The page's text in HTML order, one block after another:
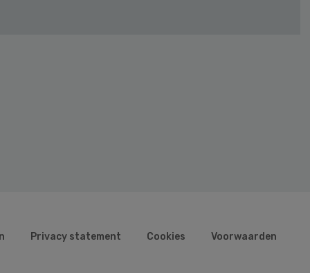
Privacy statement Cookies Voorwaarden